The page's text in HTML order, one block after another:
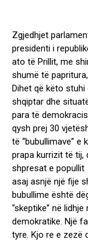
Zgjedhjet
presidenti i
ato të Prillit, me
shumë të
Dihet që këto
shqiptar dhe
para të
qysh prej 30
të “bubullimave” e
prapa kurrizit të tij,
shpresat e popullit
asaj asnjë një fije
bubullime është
“skeptike” në
demokratike. Një
tyre. Kjo re e zezë